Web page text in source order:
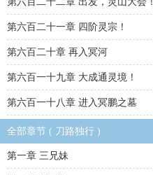
第六百二十一章 四阶灵宗！
第六百二十章 再入冥河
第六百一十九章 大成通灵境！
第六百一十八章 进入冥鹏之墓
全部章节 ( 刀路独行 )
第一章 三兄妹